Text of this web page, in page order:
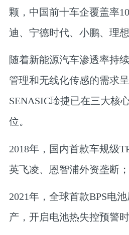
颗 ，中国前十车企覆盖率
迪、宁德时代、小鹏、理想
随着新能源汽车渗透率持
管理和无线化传感的需求
SENASIC琻捷已在三大核
位。
2018年， 国内首款车规级
英飞凌、恩智浦外资垄断；
2021年， 全球首款BPS电
产，开启电池热失控预警时